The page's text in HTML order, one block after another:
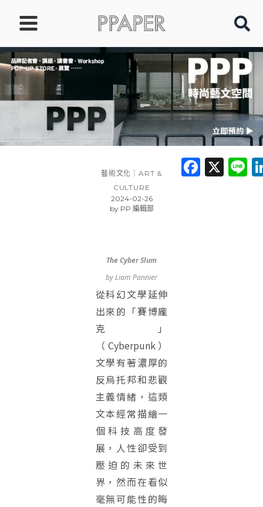
要
內
藝術文化｜ART &
CULTURE
2024-02-26
byPP 編輯部
The Cyber Slum
by Liam Pannier
從科幻文學延伸
出來的「賽博龐
克」
（Cyberpunk）
文學有著濃厚的
反烏托邦和悲觀
主義情緒，這類
文本經常描繪一
個科技高度發
展，人性卻受到
壓迫的未來世
界，然而在看似
毫無可能性的晦
X